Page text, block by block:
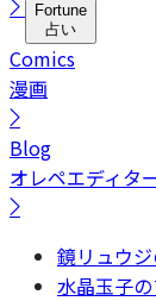
Fortune
占い
Comics
漫画
Blog
オレペエディタ
鏡リュウ
水晶玉子